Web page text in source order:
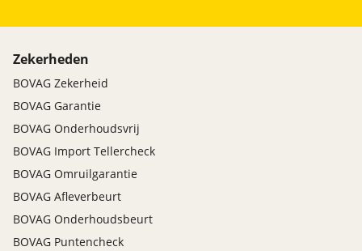
Zekerheden
BOVAG Zekerheid
BOVAG Garantie
BOVAG Onderhoudsvrij
BOVAG Import Tellercheck
BOVAG Omruilgarantie
BOVAG Afleverbeurt
BOVAG Onderhoudsbeurt
BOVAG Puntencheck